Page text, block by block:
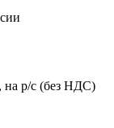
на р/с (без НДС)